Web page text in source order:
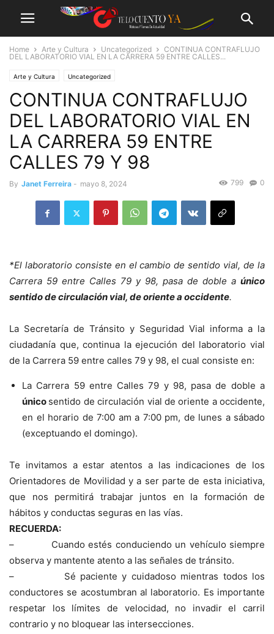
Home Arte y Cultura Uncategorized
CONTINUA CONTRAFLUJO
DEL LABORATORIO VIAL EN LA CARRERA 59 ENTRE CALLES...
Arte y Cultura Uncategorized
CONTINUA CONTRAFLUJO
DEL LABORATORIO VIAL EN
LA CARRERA 59 ENTRE
CALLES 79 Y 98
By Janet Ferreira - mayo 8, 2024 0
799
*El laboratorio consiste en el cambio de sentido vial, de la
Carrera 59 entre Calles 79 y 98, pasa de doble a único
sentido de circulación vial, de oriente a occidente.
La Secretaría de Tránsito y Seguridad Vial informa a la
ciudadanía que, continua la ejecución del laboratorio vial
de la Carrera 59 entre calles 79 y 98, el cual consiste en:
La Carrera 59 entre Calles 79 y 98, pasa de doble a
único sentido de circulación vial de oriente a occidente,
en el horario de 7:00 am a 7:00 pm, de lunes a sábado
(exceptuando el domingo).
Te invitamos a estar atentos a las indicaciones de los
Orientadores de Movilidad y a ser parte de esta iniciativa,
que nos permitirá trabajar juntos en la formación de
hábitos y conductas seguras en las vías.
RECUERDA:
– Cuando estés conduciendo un vehículo siempre
observa y mantente atento a las señales de tránsito.
– Sé paciente y cuidadoso mientras todos los
conductores se acostumbran al laboratorio. Es importante
respetar los límites de velocidad, no invadir el carril
contrario y no bloquear las intersecciones.